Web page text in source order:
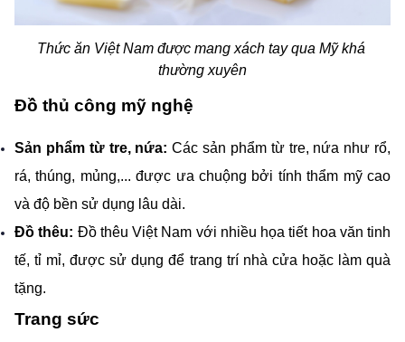
Thức ăn Việt Nam được mang xách tay qua Mỹ khá
thường xuyên
Đồ thủ công mỹ nghệ
Sản phẩm từ tre, nứa: Các sản phẩm từ tre, nứa như rổ,
rá, thúng, mủng,... được ưa chuộng bởi tính thẩm mỹ cao
và độ bền sử dụng lâu dài.
Đồ thêu: Đồ thêu Việt Nam với nhiều họa tiết hoa văn tinh
tế, tỉ mỉ, được sử dụng để trang trí nhà cửa hoặc làm quà
tặng.
Trang sức